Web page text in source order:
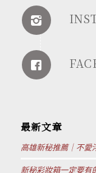
最新文章
高雄新秘推薦｜不愛
新秘彩妝箱一定要有